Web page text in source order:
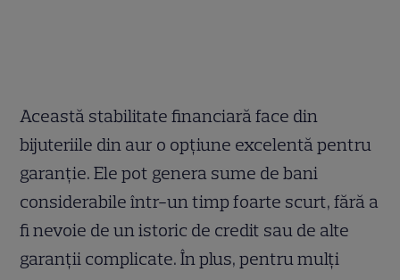
Această stabilitate financiară face din
bijuteriile din aur o opțiune excelentă pentru
garanție. Ele pot genera sume de bani
considerabile într-un timp foarte scurt, fără a
fi nevoie de un istoric de credit sau de alte
garanții complicate. În plus, pentru mulți